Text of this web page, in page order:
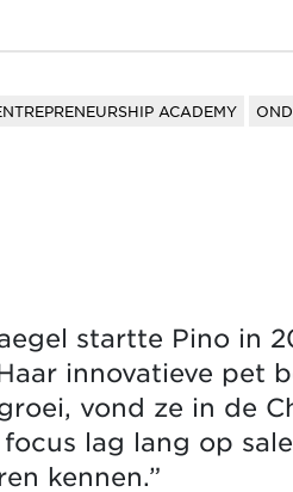
ACADEMY
startte Pino in
innovatieve pet
vond ze in de
focus lag lang op
kennen.”